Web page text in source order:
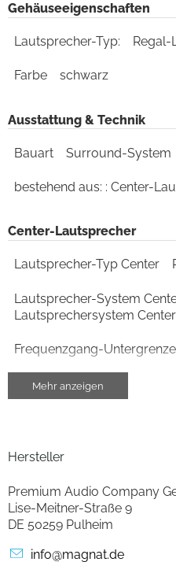
Gehäuseeigenschaften
Lautsprecher-Typ: Regal-
Farbe schwarz
Ausstattung & Technik
Bauart Surround-System
bestehend aus: : Center-
Center-Lautsprecher
Lautsprecher-Typ Center
Lautsprecher-System
Lautsprechersystem Center
Frequenzgang-
Frequenzgang-Obergrenze
Anzahl Hochtöner
Anzahl Tief-Mitteltöner 2
Durchmesser Hochtöner
Gewicht (kg) 3.9
Mehr anzeigen
Hersteller
Premium Audio Company
Lise-Meitner-Straße 9
DE 50259 Pulheim
info@magnat.de